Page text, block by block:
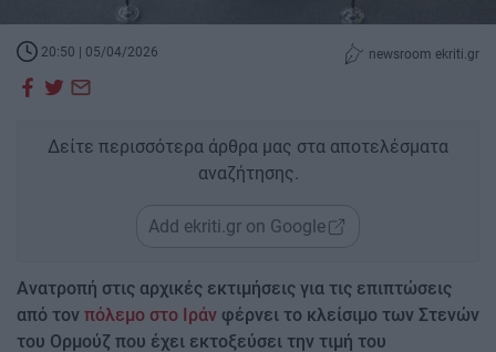
20:50 | 05/04/2026 newsroom ekriti.gr
Δείτε περισσότερα άρθρα μας στα αποτελέσματα
αναζήτησης.
Add ekriti.gr on Google
Ανατροπή στις αρχικές εκτιμήσεις για τις επιπτώσεις
από τον πόλεμο στο Ιράν φέρνει το κλείσιμο των Στενών
του Ορμούζ που έχει εκτοξεύσει την τιμή του